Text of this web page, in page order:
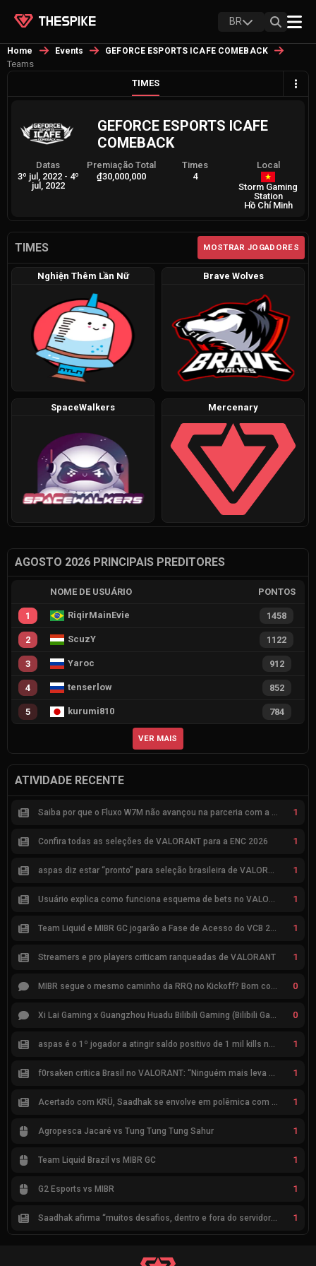
BR
Home Events GEFORCE ESPORTS ICAFE COMEBACK
Teams
TIMES
GEFORCE ESPORTS ICAFE
COMEBACK
Datas
3º jul, 2022 - 4º
jul, 2022
Premiação Total
₫30,000,000
Times
4
Local
Storm Gaming
Station
Hồ Chí Minh
TIMES MOSTRAR JOGADORES
Nghiện Thêm Lần Nữ Brave Wolves
SpaceWalkers Mercenary
AGOSTO 2026 PRINCIPAIS PREDITORES
NOME DE USUÁRIO PONTOS
1 RiqirMainEvie 1458
2 ScuzY 1122
3 Yaroc 912
4 tenserlow 852
5 kurumi810 784
VER MAIS
ATIVIDADE RECENTE
Saiba por que o Fluxo W7M não avançou na parceria com a Riot 1
Confira todas as seleções de VALORANT para a ENC 2026 1
aspas diz estar “pronto” para seleção brasileira de VALORANT 1
Usuário explica como funciona esquema de bets no VALORANT 1
Team Liquid e MIBR GC jogarão a Fase de Acesso do VCB 2026 1
Streamers e pro players criticam ranqueadas de VALORANT 1
MIBR segue o mesmo caminho da RRQ no Kickoff? Bom começo, mas risco de eliminação hoje 0
Xi Lai Gaming x Guangzhou Huadu Bilibili Gaming (Bilibili Gaming) 0
aspas é o 1º jogador a atingir saldo positivo de 1 mil kills no VCT 1
f0rsaken critica Brasil no VALORANT: “Ninguém mais leva a sério” 1
Acertado com KRÜ, Saadhak se envolve em polêmica com keznit 1
Agropesca Jacaré vs Tung Tung Tung Sahur 1
Team Liquid Brazil vs MIBR GC 1
G2 Esports vs MIBR 1
Saadhak afirma “muitos desafios, dentro e fora do servidor” sobre a jornada até a classificação 1